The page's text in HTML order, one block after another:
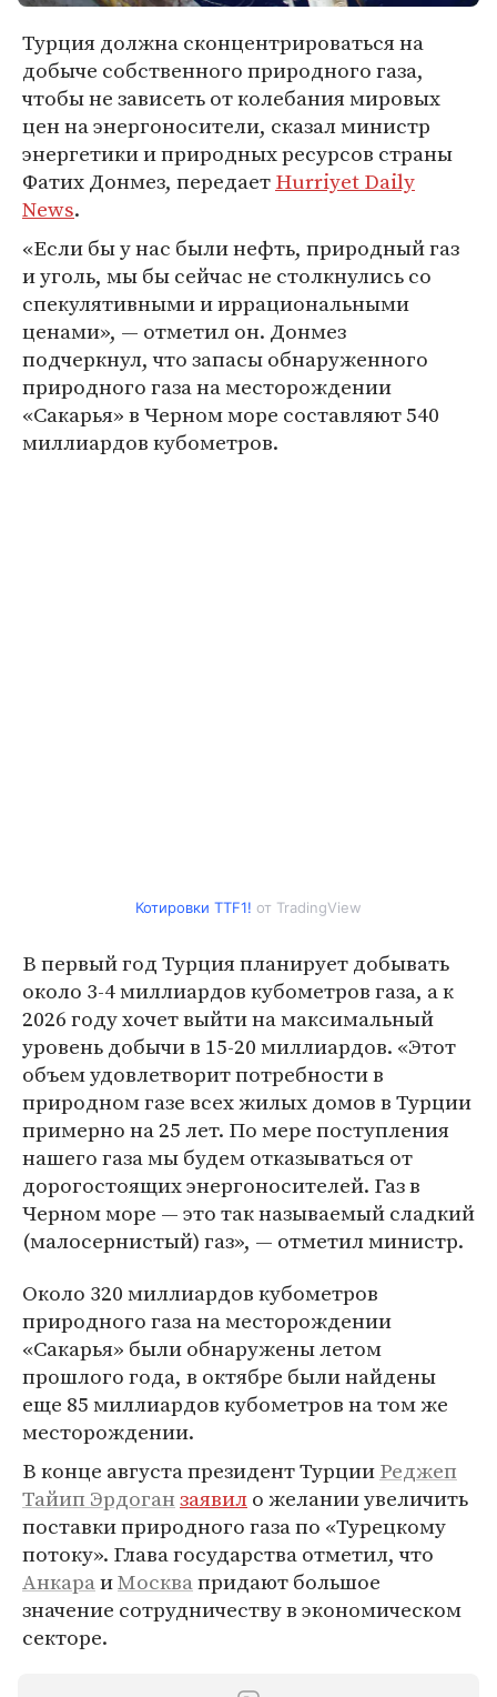
Турция должна сконцентрироваться на
добыче собственного природного газа,
чтобы не зависеть от колебания мировых
цен на энергоносители, сказал министр
энергетики и природных ресурсов страны
Фатих Донмез, передаетHurriyet Daily
News.
«Если бы у нас были нефть, природный газ
и уголь, мы бы сейчас не столкнулись со
спекулятивными и иррациональными
ценами», — отметил он. ​​​​​​​Донмез
подчеркнул, что запасы обнаруженного
природного газа на месторождении
«Сакарья» в Черном море составляют 540
миллиардов кубометров.
Котировки TTF1! от TradingView
В первый год Турция планирует добывать
около 3-4 миллиардов кубометров газа, а к
2026 году хочет выйти на максимальный
уровень добычи в 15-20 миллиардов. «Этот
объем удовлетворит потребности в
природном газе всех жилых домов в Турции
примерно на 25 лет. По мере поступления
нашего газа мы будем отказываться от
дорогостоящих энергоносителей. Газ в
Черном море — это так называемый сладкий
(малосернистый) газ», — отметил министр.
Около 320 миллиардов кубометров
природного газа на месторождении
«Сакарья» были обнаружены летом
прошлого года, в октябре были найдены
еще 85 миллиардов кубометров на том же
месторождении.
В конце августа президент ТурцииРеджеп
Тайип Эрдоганзаявило желании увеличить
поставки природного газа по «Турецкому
потоку». Глава государства отметил, что
АнкараиМосквапридают большое
значение сотрудничеству в экономическом
секторе.